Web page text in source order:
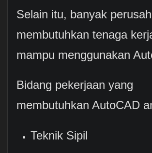
Selain itu, banyak
membutuhkan tenaga
mampu menggunakan
Bidang pekerjaan yang
membutuhkan AutoCAD
Teknik Sipil